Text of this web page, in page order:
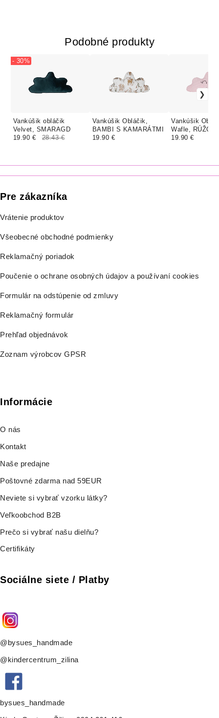
Podobné produkty
Vankúšik obláčik
Velvet, SMARAGD
- 30%
19.90 € 28.43 €
Vankúšik Obláčik,
BAMBI S KAMARÁTMI
19.90 €
Vankúšik
Wafle,
19.90 €
Pre zákazníka
Vrátenie produktov
Všeobecné obchodné podmienky
Reklamačný poriadok
Poučenie o ochrane osobných údajov a používaní cookies
Formulár na odstúpenie od zmluvy
Reklamačný formulár
Prehľad objednávok
Zoznam výrobcov GPSR
Informácie
O nás
Kontakt
Naše predajne
Poštovné zdarma nad 59EUR
Neviete si vybrať vzorku látky?
Veľkoobchod B2B
Prečo si vybrať našu dielňu?
Certifikáty
Sociálne siete / Platby
@bysues_handmade
@kindercentrum_zilina
bysues_handmade